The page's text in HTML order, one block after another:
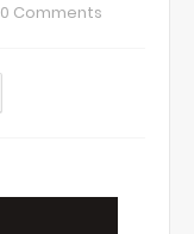
0 Comments